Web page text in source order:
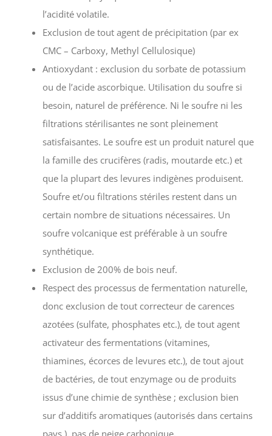
l’acidité volatile.
Exclusion de tout agent de précipitation (par ex
CMC – Carboxy, Methyl Cellulosique)
Antioxydant : exclusion du sorbate de potassium
ou de l’acide ascorbique. Utilisation du soufre si
besoin, naturel de préférence. Ni le soufre ni les
filtrations stérilisantes ne sont pleinement
satisfaisantes. Le soufre est un produit naturel que
la famille des crucifères (radis, moutarde etc.) et
que la plupart des levures indigènes produisent.
Soufre et/ou filtrations stériles restent dans un
certain nombre de situations nécessaires. Un
soufre volcanique est préférable à un soufre
synthétique.
Exclusion de 200% de bois neuf.
Respect des processus de fermentation naturelle,
donc exclusion de tout correcteur de carences
azotées (sulfate, phosphates etc.), de tout agent
activateur des fermentations (vitamines,
thiamines, écorces de levures etc.), de tout ajout
de bactéries, de tout enzymage ou de produits
issus d’une chimie de synthèse ; exclusion bien
sur d’additifs aromatiques (autorisés dans certains